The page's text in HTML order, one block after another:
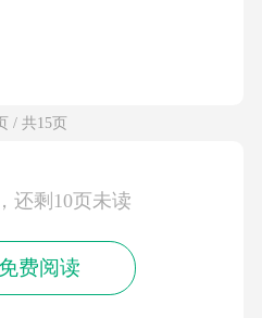
/ 共15页
还剩10页未读
费阅读